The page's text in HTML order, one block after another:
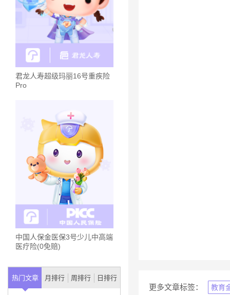
君龙人寿超级玛丽16号重疾险
Pro
中国人保金医保3号少儿中高端
医疗险(0免赔)
热门文章 月排行 周排行 日排行
更多文章标签： 教育